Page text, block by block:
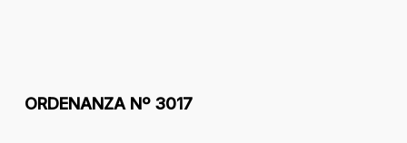
ORDENANZA Nº 3017